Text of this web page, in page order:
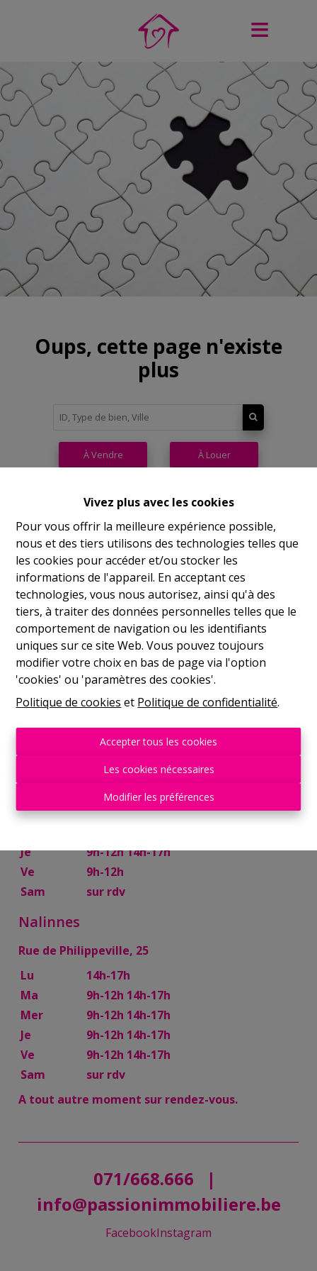
Vivez plus avec les cookies
Pour vous offrir la meilleure expérience possible,
nous et des tiers utilisons des technologies telles que
les cookies pour accéder et/ou stocker les
informations de l'appareil. En acceptant ces
technologies, vous nous autorisez, ainsi qu'à des
tiers, à traiter des données personnelles telles que le
comportement de navigation ou les identifiants
uniques sur ce site Web. Vous pouvez toujours
modifier votre choix en bas de page via l'option
'cookies' ou 'paramètres des cookies'.
Politique de cookies et Politique de confidentialité.
Accepter tous les cookies
Les cookies nécessaires
Modifier les préférences
Oups, cette page n'existe
plus
À Vendre À Louer
Philippeville
Rue de France, 37
Lu
14h-17h
Ma
9h-12h 14h-17h
Mer
9h-12h 14h-17h
Je
9h-12h 14h-17h
Ve
9h-12h
Sam
10h-13h
14h-17h
Ma
9h-12h 14h-17h
Je
9h-12h 14h-17h
Ve
9h-12h
Sam
sur rdv
Nalinnes
Rue de Philippeville, 25
Lu
14h-17h
Ma
9h-12h 14h-17h
Mer
9h-12h 14h-17h
Je
9h-12h 14h-17h
Ve
9h-12h 14h-17h
Sam
sur rdv
A tout autre moment sur rendez-vous.
071/668.666
|
info@passionimmobiliere.be
FacebookInstagram